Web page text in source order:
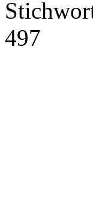
497